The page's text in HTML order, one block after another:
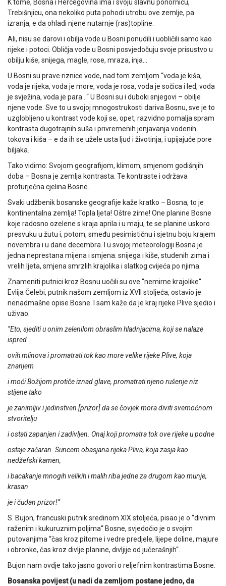
K tome, Bosna i Hercegovina ima i svoju slavnu ponornicu,
Trebišnjicu, ona nekoliko puta pohodi utrobu ove zemlje, pa
izranja, e da ohladi njene nutarnje (ras)topline.
Ali, nisu se darovi i obilja vode u Bosni ponudili i uobličili samo kao
rijeke i potoci. Obličja vode u Bosni posvjedočuju svoje prisustvo u
obilju kiše, snijega, magle, rose, mraza, inja…
U Bosni su prave riznice vode, nad tom zemljom “voda je kiša,
voda je rijeka, voda je more, voda je rosa, voda je sočica i led, voda
je svježina, voda je para…“ U Bosni su i duboki snjegovi – obilje
njene vode. Sve to u svojoj mnogostrukosti dariva Bosnu, sve je to
uzglobljeno u kontrast vode koji se, opet, razvidno pomalja spram
kontrasta dugotrajnih suša i privremenih jenjavanja vodenih
tokova i kiša – e da ih se užele usta ljud i životinja, i upijajuće pore
biljaka.
Tako vidimo: Svojom geografijom, klimom, smjenom godišnjih
doba – Bosna je zemlja kontrasta. Te kontraste i održava
proturječna cjelina Bosne.
Svaki udžbenik bosanske geografije kaže kratko – Bosna, to je
kontinentalna zemlja! Topla ljeta! Oštre zime! One planine Bosne
koje radosno ozelene s kraja aprila i u maju, te se planine uskoro
presvuku u žutu i, potom, smeđu pesimističnu i sjetnu boju krajem
novembra i u dane decembra. I u svojoj meteorologiji Bosna je
jedna neprestana mijena i smjena: snijega i kiše, studenih zima i
vrelih ljeta, smjena smrzlih krajolika i slatkog cvijeća po njima.
Znameniti putnici kroz Bosnu uočili su ove “nemirne krajolike“.
Evlija Čelebi, putnik našom zemljom iz XVII stoljeća, ostavio je
nenadmašne opise Bosne. I sam kaže da je kraj rijeke Plive sjedio i
uživao.
“Eto, sjediti u onim zelenilom obraslim hladnjacima, koji se nalaze
ispred
ovih mlinova i promatrati tok kao more velike rijeke Plive, koja
znanjem
i moći Božijom protiče iznad glave, promatrati njeno rušenje niz
stijene tako
je zanimljiv i jedinstven [prizor] da se čovjek mora diviti svemoćnom
stvoritelju
i ostati zapanjen i zadivljen. Onaj koji promatra tok ove rijeke u podne
ostaje začaran. Suncem obasjana rijeka Pliva, koja zasja kao
nedžefski kamen,
i bacakanje mnogih velikih i malih riba jedne za drugom kao munje,
krasan
je i čudan prizor!”
S. Bujon, francuski putnik sredinom XIX stoljeća, pisao je o “divnim
raženim i kukuruznim poljima“ Bosne, svjedočio je o svojim
putovanjima “čas kroz pitome i vedre predjele, lijepe doline, majure
i obronke, čas kroz divlje planine, divljije od jučerašnjih“.
Bujon nam ovdje tako jasno govori o reljefnim kontrastima Bosne.
Bosanska povijest (u nadi da zemljom postane jedno, da